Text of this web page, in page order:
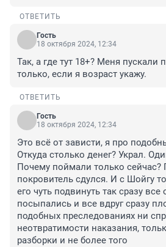
ОТВЕТИТЬ
Гость
18 октября 2024, 12:34
Так, а где тут 18+? Меня пускали
только, если я возраст укажу.
ОТВЕТИТЬ
Гость
18 октября 2024, 12:34
Это всё от зависти, я про
Откуда столько денег? Украл.
Почему поймали только сейчас?
покровитель сдулся. И с Шойгу
его чуть подвинуть так сразу все
посыпались и все вдруг сразу
подобных преследованиях ни
неотвратимости наказания,
разборки и не более того